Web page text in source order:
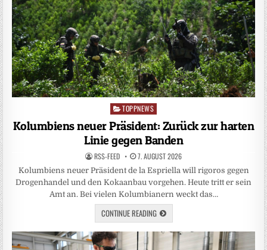
Posted
in
TOPPNEWS
Kolumbiens neuer Präsident: Zurück zur harten
Linie gegen Banden
RSS-FEED 7. AUGUST 2026
Kolumbiens neuer Präsident de la Espriella will rigoros gegen
Drogenhandel und den Kokaanbau vorgehen. Heute tritt er sein
Amt an. Bei vielen Kolumbianern weckt das…
CONTINUE READING